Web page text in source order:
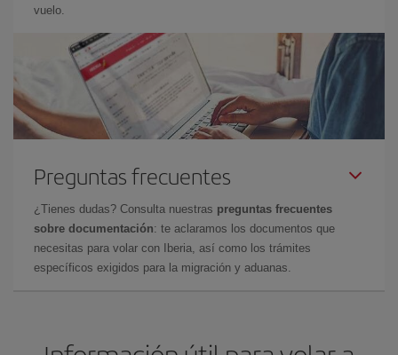
vuelo.
Preguntas frecuentes
¿Tienes dudas? Consulta nuestras preguntas frecuentes
sobre documentación: te aclaramos los documentos que
necesitas para volar con Iberia, así como los trámites
específicos exigidos para la migración y aduanas.